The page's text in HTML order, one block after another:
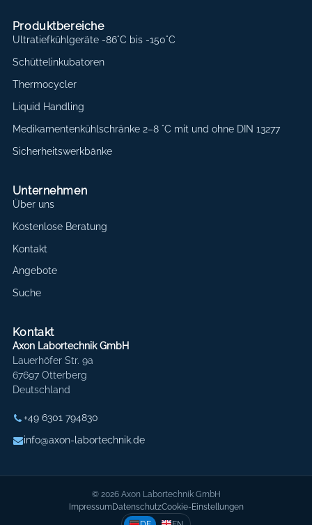
Produktbereiche
Ultratiefkühlgeräte -86°C bis -150°C
Schüttelinkubatoren
Thermocycler
Liquid Handling
Medikamentenkühlschränke 2–8 °C mit und ohne DIN 13277
Sicherheitswerkbänke
Unternehmen
Über uns
Kostenlose Beratung
Kontakt
Angebote
Suche
Kontakt
Axon Labortechnik GmbH
Lauerhöfer Str. 9a
67697 Otterberg
Deutschland
+49 6301 794830
info@axon-labortechnik.de
© 2026 Axon Labortechnik GmbH
ImpressumDatenschutzCookie-Einstellungen